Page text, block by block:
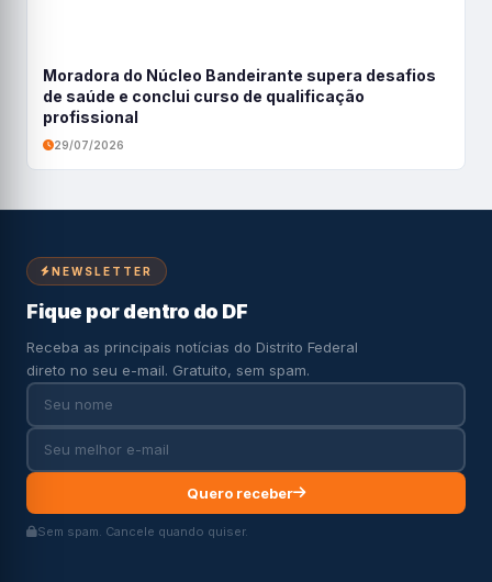
Moradora do Núcleo Bandeirante supera desafios
de saúde e conclui curso de qualificação
profissional
29/07/2026
NEWSLETTER
Fique por dentro do DF
Receba as principais notícias do Distrito Federal
direto no seu e-mail. Gratuito, sem spam.
Quero receber
Sem spam. Cancele quando quiser.